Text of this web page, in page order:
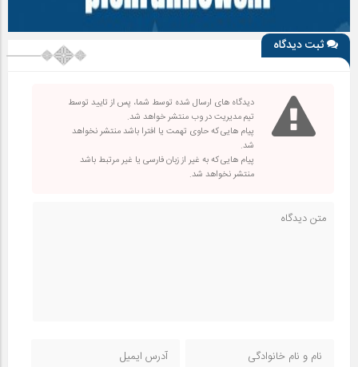
ثبت دیدگاه
دیدگاه های ارسال شده توسط شما، پس از تایید توسط
تیم مدیریت در وب منتشر خواهد شد.
پیام هایی که حاوی تهمت یا افترا باشد منتشر نخواهد
شد.
پیام هایی که به غیر از زبان فارسی یا غیر مرتبط باشد
منتشر نخواهد شد.